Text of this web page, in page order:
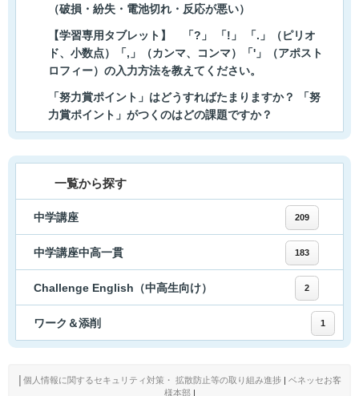
（破損・紛失・電池切れ・反応が悪い）
【学習専用タブレット】 「?」 「!」 「.」（ピリオ
ド、小数点）「,」（カンマ、コンマ）「'」（アポスト
ロフィー）の入力方法を教えてください。
「努力賞ポイント」はどうすればたまりますか？ 「努
力賞ポイント」がつくのはどの課題ですか？
一覧から探す
中学講座 209
中学講座中高一貫 183
Challenge English（中高生向け） 2
ワーク＆添削 1
個人情報に関するセキュリティ対策・ 拡散防止等の取り組み進捗 | ベネッセお客
様本部|